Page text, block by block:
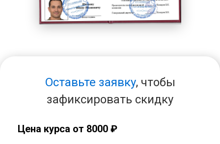
Оставьте заявку, чтобы
зафиксировать скидку
Цена курса от 8000 ₽